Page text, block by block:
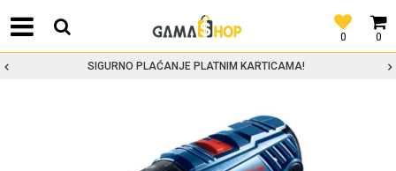
0
0
SIGURNO PLAĆANJE PLATNIM KARTICAMA!